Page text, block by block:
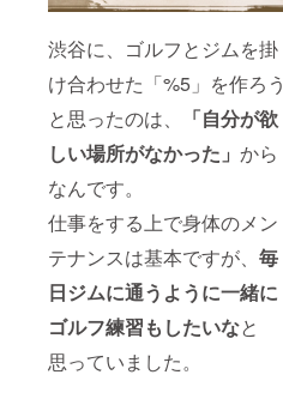
渋谷に、ゴルフとジムを掛
け合わせた「%5」を作ろう
と思ったのは、
「自分が欲
しい場所がなかった」 から
なんです。
仕事をする上で身体のメン
テナンスは基本ですが、 毎
日ジムに通うように一緒に
ゴルフ練習もしたいなと
思っていました。